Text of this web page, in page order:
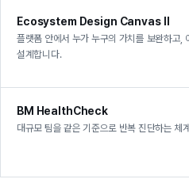
Ecosystem Design Canvas II
플랫폼 안에서 누가 누구의 가치를 보완하고,
설계합니다.
BM HealthCheck
대규모 팀을 같은 기준으로 반복 진단하는